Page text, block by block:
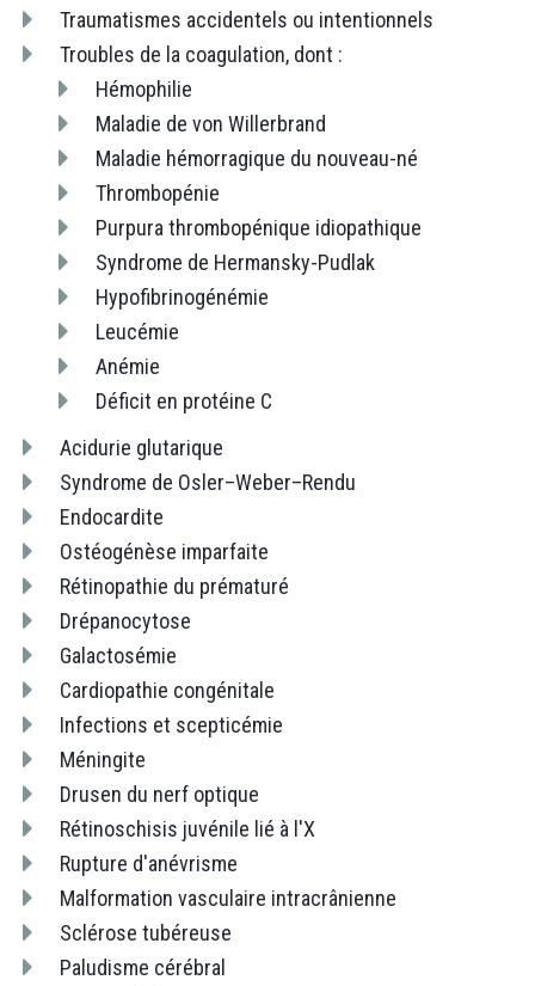
Traumatismes accidentels ou intentionnels
Troubles de la coagulation, dont :
Hémophilie
Maladie de von Willerbrand
Maladie hémorragique du nouveau-né
Thrombopénie
Purpura thrombopénique idiopathique
Syndrome de Hermansky-Pudlak
Hypofibrinogénémie
Leucémie
Anémie
Déficit en protéine C
Acidurie glutarique
Syndrome de Osler–Weber–Rendu
Endocardite
Ostéogénèse imparfaite
Rétinopathie du prématuré
Drépanocytose
Galactosémie
Cardiopathie congénitale
Infections et scepticémie
Méningite
Drusen du nerf optique
Rétinoschisis juvénile lié à l'X
Rupture d'anévrisme
Malformation vasculaire intracrânienne
Sclérose tubéreuse
Paludisme cérébral